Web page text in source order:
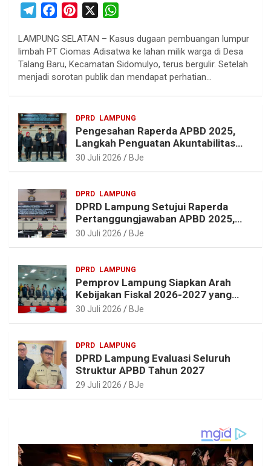
l
e
g
m
c
e
b
k
n
t
e
s
t
a
t
s
p
LAMPUNG SELATAN – Kasus dugaan pembuangan lumpur
limbah PT Ciomas Adisatwa ke lahan milik warga di Desa
Talang Baru, Kecamatan Sidomulyo, terus bergulir. Setelah
menjadi sorotan publik dan mendapat perhatian…
DPRD LAMPUNG
Pengesahan Raperda APBD 2025,
Langkah Penguatan Akuntabilitas
dan Pembangunan Lampung
30 Juli 2026 BJe
DPRD LAMPUNG
DPRD Lampung Setujui Raperda
Pertanggungjawaban APBD 2025,
Beri Sejumlah Rekomendasi
30 Juli 2026 BJe
DPRD LAMPUNG
Pemprov Lampung Siapkan Arah
Kebijakan Fiskal 2026-2027 yang
Realistis dan Berkelanjutan
30 Juli 2026 BJe
DPRD LAMPUNG
DPRD Lampung Evaluasi Seluruh
Struktur APBD Tahun 2027
29 Juli 2026 BJe